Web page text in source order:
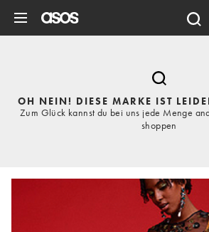
OH NEIN! DIESE MARKE IST
Zum Glück kannst du bei uns jede Menge
shoppen